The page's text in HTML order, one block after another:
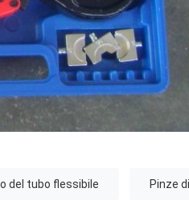
del tubo flessibile Pinze